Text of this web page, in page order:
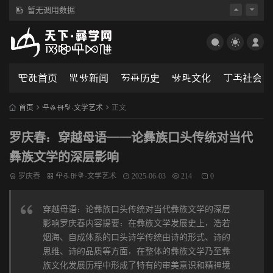
暂无调用数据
暂无调用数据
뇚냨首页 댢긗新闻 갤괆历史 긗댃文化 갆괇社会
首页 녪쭜뉄쌷·文学艺术 正文
罗庆春：穿越母语——论彝族口头传统对当代
彝族文学的深层影响
罗庆春 녪쭜뉄쌷·文学艺术 2025-06-03 214 0
穿越母语：论彝族口头传统对当代彝族文学的深层
影响罗庆春内容提要：在彝族文学发展史上，浩若
烟海、自成体系的口头诗学传统由诗的形式、诗的
思维、诗的品质等方面，在整体的彝族文学乃至彝
族文化发展历程中形成了特有的审美意识和精神境